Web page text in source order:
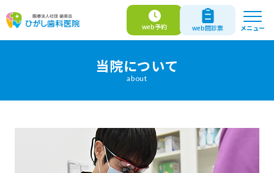
web予約 web問診票 メニュー
当院について
about